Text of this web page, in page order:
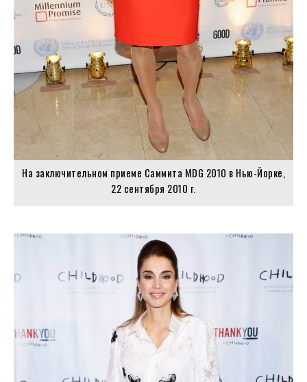
На заключительном приеме Саммита MDG 2010 в Нью-Йорке,
22 сентября 2010 г.